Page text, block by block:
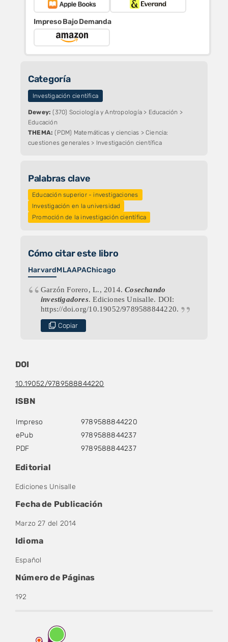
Impreso Bajo Demanda
Categoría
Investigación científica
Dewey: (370) Sociología y Antropología > Educación >
Educación
THEMA: (PDM) Matemáticas y ciencias > Ciencia:
cuestiones generales > Investigación científica
Palabras clave
Educación superior - investigaciones
Investigación en la universidad
Promoción de la investigación científica
Cómo citar este libro
HarvardMLAAPAChicago
Garzón Forero, L., 2014.Cosechando
investigadores. Ediciones Unisalle. DOI:
https://doi.org/10.19052/9789588844220.
Copiar
DOI
10.19052/9789588844220
ISBN
Impreso
9789588844220
ePub
9789588844237
PDF
9789588844237
Editorial
Ediciones Unisalle
Fecha de Publicación
Marzo 27 del 2014
Idioma
Español
Número de Páginas
192